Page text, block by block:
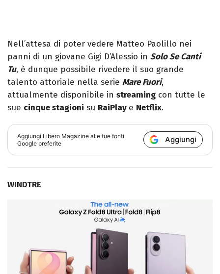
Nell’attesa di poter vedere Matteo Paolillo nei
panni di un giovane Gigi D’Alessio in Solo Se Canti
Tu, è dunque possibile rivedere il suo grande
talento attoriale nella serie Mare Fuori,
attualmente disponibile in streaming con tutte le
sue cinque stagioni su RaiPlay e Netflix.
Aggiungi Libero Magazine alle tue fonti
Google preferite
Aggiungi
WINDTRE